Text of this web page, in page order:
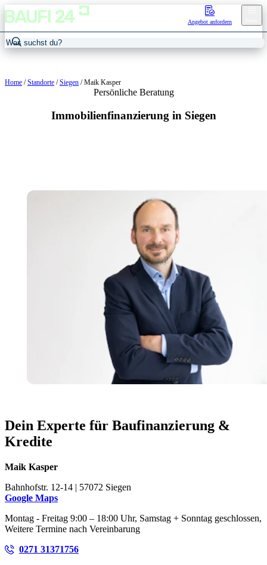
Angebot anfordern
Home /Standorte /Siegen /Maik Kasper
Persönliche Beratung
Immobilienfinanzierung in Siegen
Dein Experte für Baufinanzierung &
Kredite
Maik Kasper
Bahnhofstr. 12-14 | 57072 Siegen
Google Maps
Montag - Freitag 9:00 – 18:00 Uhr, Samstag + Sonntag geschlossen,
Weitere Termine nach Vereinbarung
0271 31371756